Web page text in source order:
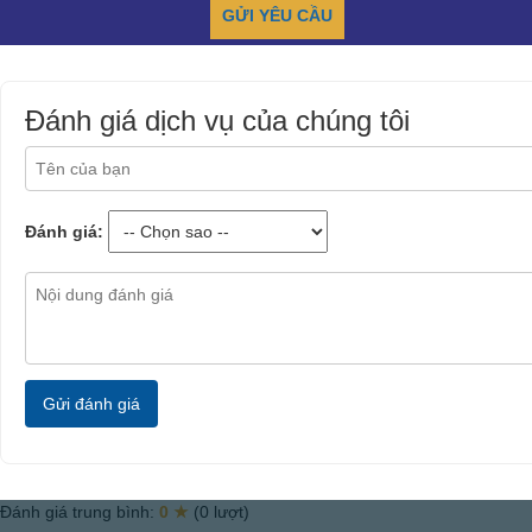
Đánh giá dịch vụ của chúng tôi
Đánh giá:
Gửi đánh giá
Đánh giá trung bình: 0 ★ (0 lượt)